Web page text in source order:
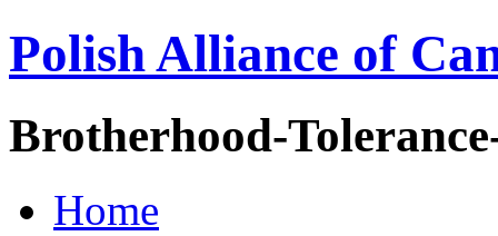
Polish Alliance of
Brotherhood-
Home